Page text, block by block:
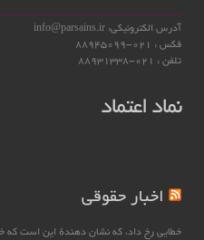
آدرس الکترونیکی: info@parsains.ir
فکس : 021-88945099
تلفن : 021-88931338
نماد اعتماد
اخبار حقوقی
خطایی رخ داد، که نشان دهندهٔ این است که